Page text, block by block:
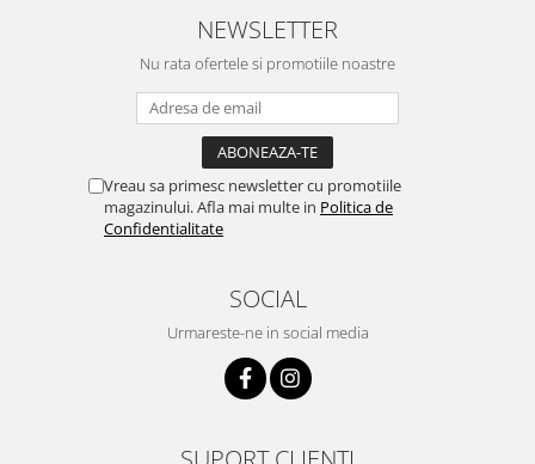
NEWSLETTER
Nu rata ofertele si promotiile noastre
Vreau sa primesc newsletter cu promotiile
magazinului. Afla mai multe in Politica de
Confidentialitate
SOCIAL
Urmareste-ne in social media